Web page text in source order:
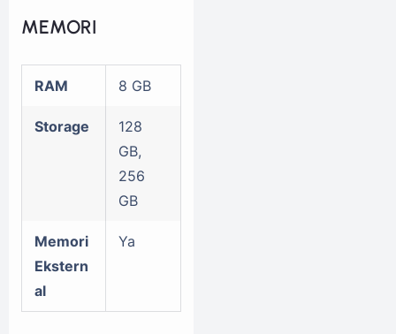
MEMORI
RAM 8 GB
Storage
128
GB,
256
GB
Memori
Ekstern
al
Ya